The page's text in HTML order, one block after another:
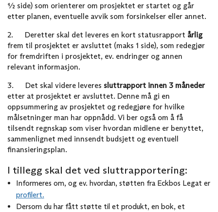
½ side) som orienterer om prosjektet er startet og går
etter planen, eventuelle avvik som forsinkelser eller annet.
2. Deretter skal det leveres en kort statusrapport årlig
frem til prosjektet er avsluttet (maks 1 side), som redegjør
for fremdriften i prosjektet, ev. endringer og annen
relevant informasjon.
3. Det skal videre leveres sluttrapport innen 3 måneder
etter at prosjektet er avsluttet. Denne må gi en
oppsummering av prosjektet og redegjøre for hvilke
målsetninger man har oppnådd. Vi ber også om å få
tilsendt regnskap som viser hvordan midlene er benyttet,
sammenlignet med innsendt budsjett og eventuell
finansieringsplan.
I tillegg skal det ved sluttrapportering:
Informeres om, og ev. hvordan, støtten fra Eckbos Legat er
profilert.
Dersom du har fått støtte til et produkt, en bok, et